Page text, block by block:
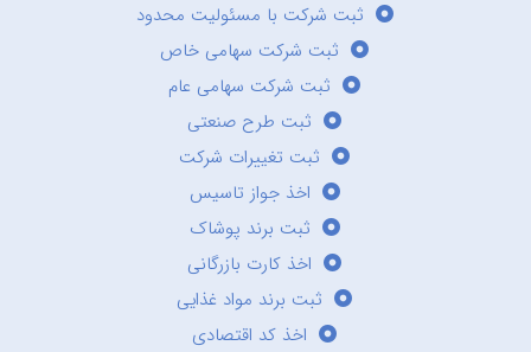
ثبت شرکت با مسئولیت محدود
ثبت شرکت سهامی خاص
ثبت شرکت سهامی عام
ثبت طرح صنعتی
ثبت تغییرات شرکت
اخذ جواز تاسیس
ثبت برند پوشاک
اخذ کارت بازرگانی
ثبت برند مواد غذایی
اخذ کد اقتصادی